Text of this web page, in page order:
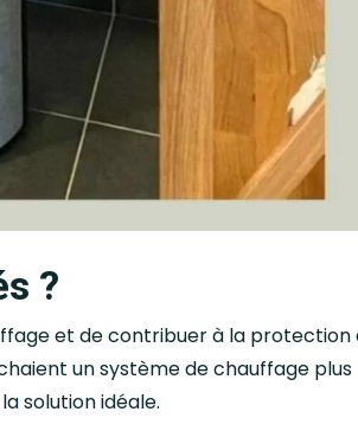
?
et de contribuer à la protection
un système de chauffage plus
solution idéale.